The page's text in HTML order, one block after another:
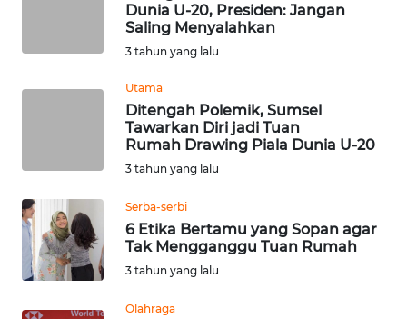
Dunia U-20, Presiden: Jangan
Saling Menyalahkan
3 tahun yang lalu
Utama
Ditengah Polemik, Sumsel
Tawarkan Diri jadi Tuan
Rumah Drawing Piala Dunia U-20
3 tahun yang lalu
Serba-serbi
6 Etika Bertamu yang Sopan agar
Tak Mengganggu Tuan Rumah
3 tahun yang lalu
Olahraga
KALTARA
WN
WN
SULSEL
WN